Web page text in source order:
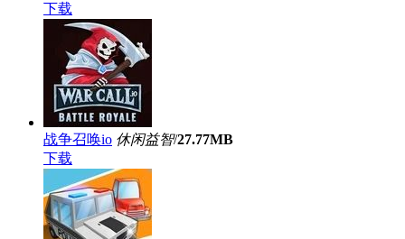
下载
战争召唤io 休闲益智/27.77MB
下载